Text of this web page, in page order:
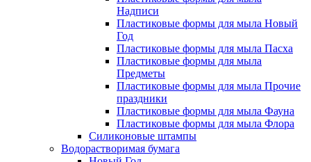
Надписи
Пластиковые формы для мыла Новый
Год
Пластиковые формы для мыла Пасха
Пластиковые формы для мыла
Предметы
Пластиковые формы для мыла Прочие
праздники
Пластиковые формы для мыла Фауна
Пластиковые формы для мыла Флора
Силиконовые штампы
Водорастворимая бумага